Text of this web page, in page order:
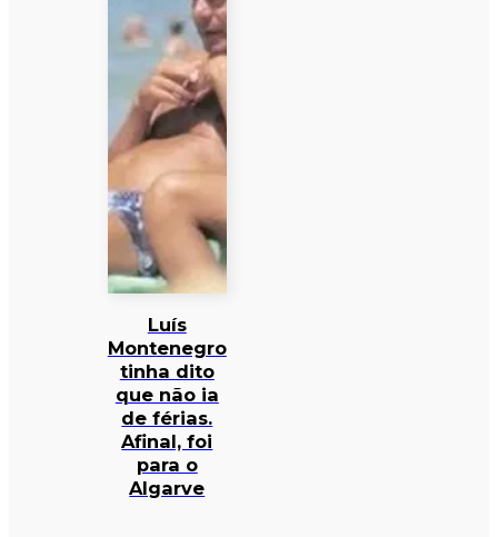
Luís
Montenegro
tinha dito
que não ia
de férias.
Afinal, foi
para o
Algarve